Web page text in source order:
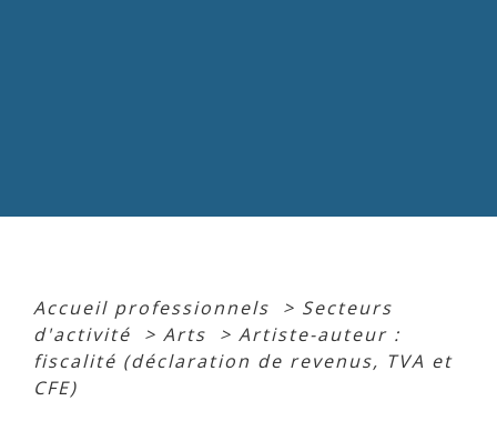
Accueil professionnels > Secteurs
d'activité
> Arts > Artiste-auteur :
fiscalité (déclaration de revenus, TVA et
CFE)